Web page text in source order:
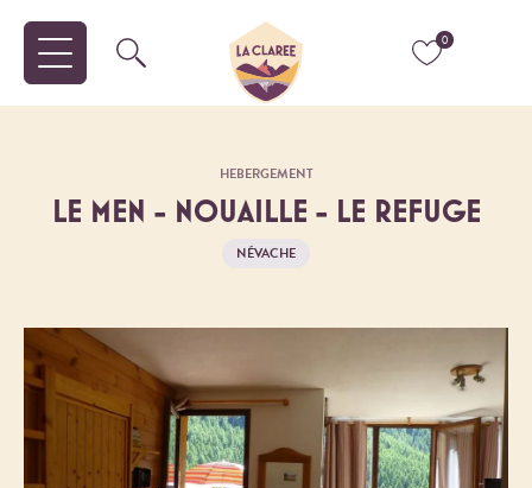
0
HEBERGEMENT
LE MEN - NOUAILLE - LE REFUGE
NÉVACHE